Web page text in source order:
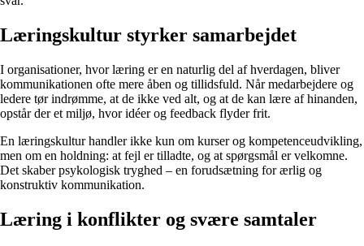
Læringskultur styrker samarbejdet
I organisationer, hvor læring er en naturlig del af hverdagen, bliver
kommunikationen ofte mere åben og tillidsfuld. Når medarbejdere og
ledere tør indrømme, at de ikke ved alt, og at de kan lære af hinanden,
opstår der et miljø, hvor idéer og feedback flyder frit.
En læringskultur handler ikke kun om kurser og kompetenceudvikling,
men om en holdning: at fejl er tilladte, og at spørgsmål er velkomne.
Det skaber psykologisk tryghed – en forudsætning for ærlig og
konstruktiv kommunikation.
Læring i konflikter og svære samtaler